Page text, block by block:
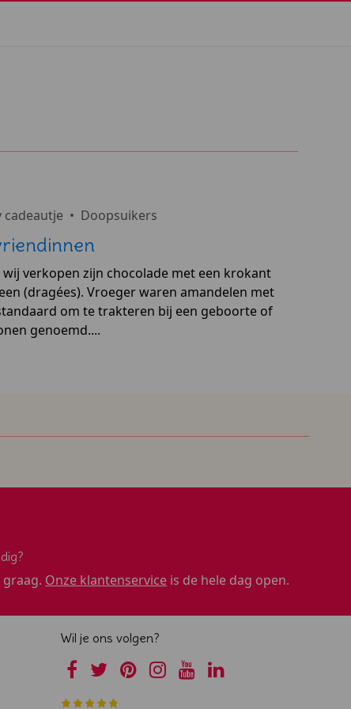
cadeautje • Doopsuikers
verkopen zijn chocolade met een krokant
(dragées). Vroeger waren amandelen met
om te trakteren bij een geboorte of
genoemd....
graag. Onze klantenservice is de hele dag open.
Wil je ons volgen?